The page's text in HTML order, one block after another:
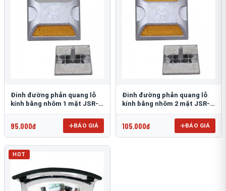
Đinh đường phản quang lỗ
kính bằng nhôm 1 mặt JSR-
95.000đ BÁO GIÁ
Đinh đường phản quang lỗ
kính bằng nhôm 2 mặt JSR-
105.000đ BÁO GIÁ
HOT